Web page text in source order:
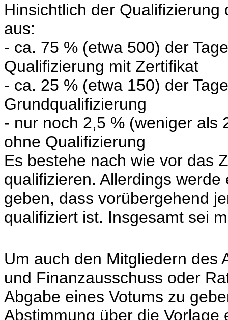
Hinsichtlich der
aus:
- ca. 75 % (etwa 500) der
Qualifizierung mit Zertifikat
- ca. 25 % (etwa 150) der
Grundqualifizierung
- nur noch 2,5 % (weniger als
ohne Qualifizierung
Es bestehe nach wie vor das
qualifizieren. Allerdings
geben, dass vorübergehend
qualifiziert ist. Insgesamt sei
Um auch den Mitgliedern des
und Finanzausschuss oder
Abgabe eines Votums zu
Abstimmung über die